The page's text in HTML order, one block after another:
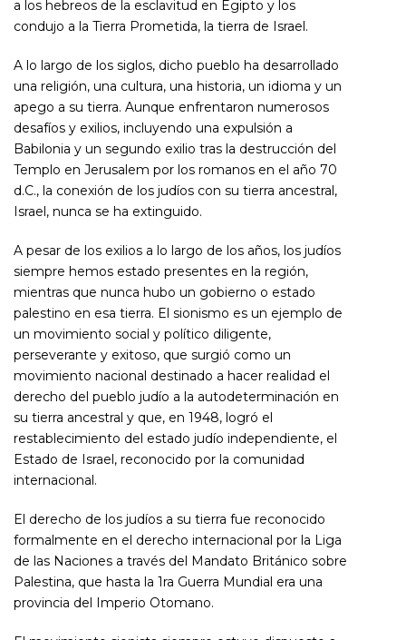
a los hebreos de la esclavitud en Egipto y los
condujo a la Tierra Prometida, la tierra de Israel.
A lo largo de los siglos, dicho pueblo ha desarrollado
una religión, una cultura, una historia, un idioma y un
apego a su tierra. Aunque enfrentaron numerosos
desafíos y exilios, incluyendo una expulsión a
Babilonia y un segundo exilio tras la destrucción del
Templo en Jerusalem por los romanos en el año 70
d.C., la conexión de los judíos con su tierra ancestral,
Israel, nunca se ha extinguido.
A pesar de los exilios a lo largo de los años, los judíos
siempre hemos estado presentes en la región,
mientras que nunca hubo un gobierno o estado
palestino en esa tierra. El sionismo es un ejemplo de
un movimiento social y político diligente,
perseverante y exitoso, que surgió como un
movimiento nacional destinado a hacer realidad el
derecho del pueblo judío a la autodeterminación en
su tierra ancestral y que, en 1948, logró el
restablecimiento del estado judío independiente, el
Estado de Israel, reconocido por la comunidad
internacional.
El derecho de los judíos a su tierra fue reconocido
formalmente en el derecho internacional por la Liga
de las Naciones a través del Mandato Británico sobre
Palestina, que hasta la 1ra Guerra Mundial era una
provincia del Imperio Otomano.